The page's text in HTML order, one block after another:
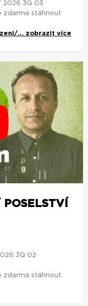
2026 3Q 03
zdarma stáhnout
... zobrazit více
3Q 02
zdarma stáhnout